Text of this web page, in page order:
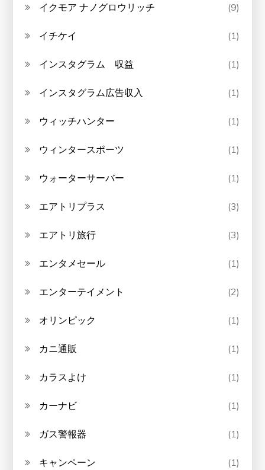
イクモア ナノグロウリッチ (9)
イチケイ (1)
インスタグラム 収益 (1)
インスタグラム広告収入 (1)
ウィッチハンター (1)
ウィンタースポーツ (1)
ウォーターサーバー (1)
エアトリプラス (3)
エアトリ旅行 (3)
エンタメセール (1)
エンターテイメント (2)
オリンピック (1)
カニ通販 (1)
カラスよけ (1)
カーナビ (1)
ガス警報器 (1)
キャンペーン (1)